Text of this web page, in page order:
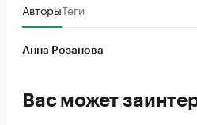
АвторыТеги
Анна Розанова
Вас может